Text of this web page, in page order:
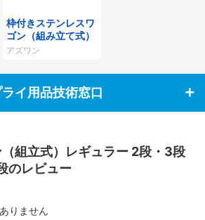
枠付きステンレスワ
ゴン（組み立て式）
アズワン
イ用品技術窓口
組立式）レギュラー 2段・3段
のレビュー
りません